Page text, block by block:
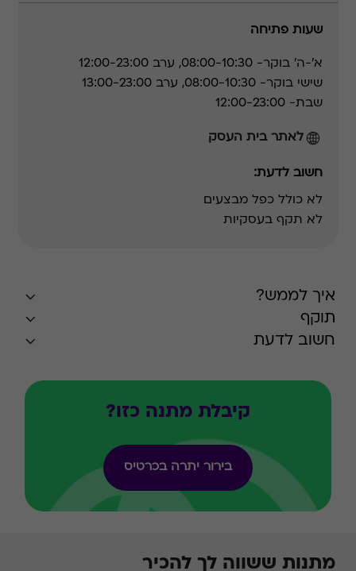
שעות פתיחה
א'-ה' בוקר- 08:00-10:30, ערב 12:00-23:00
שישי בוקר- 08:00-10:30, ערב 13:00-23:00
שבת- 12:00-23:00
לאתר בית העסק
חשוב לדעת:
לא כולל כפל מבצעים
לא תקף בעסקיות
איך לממש?
תוקף
חשוב לדעת
קיבלת מתנה כזו?
בירור יתרה בכרטיס
מתנות ששווה לך להכיר